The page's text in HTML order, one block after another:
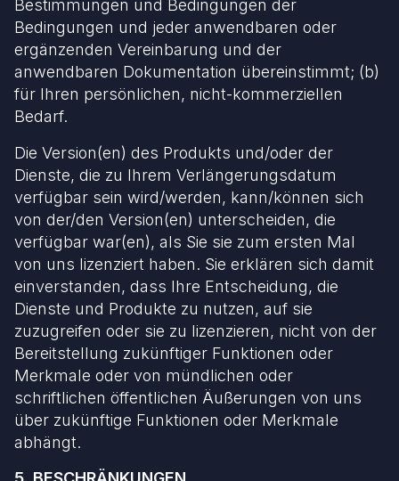
Bestimmungen und Bedingungen der
Bedingungen und jeder anwendbaren oder
ergänzenden Vereinbarung und der
anwendbaren Dokumentation übereinstimmt; (b)
für Ihren persönlichen, nicht-kommerziellen
Bedarf.
Die Version(en) des Produkts und/oder der
Dienste, die zu Ihrem Verlängerungsdatum
verfügbar sein wird/werden, kann/können sich
von der/den Version(en) unterscheiden, die
verfügbar war(en), als Sie sie zum ersten Mal
von uns lizenziert haben. Sie erklären sich damit
einverstanden, dass Ihre Entscheidung, die
Dienste und Produkte zu nutzen, auf sie
zuzugreifen oder sie zu lizenzieren, nicht von der
Bereitstellung zukünftiger Funktionen oder
Merkmale oder von mündlichen oder
schriftlichen öffentlichen Äußerungen von uns
über zukünftige Funktionen oder Merkmale
abhängt.